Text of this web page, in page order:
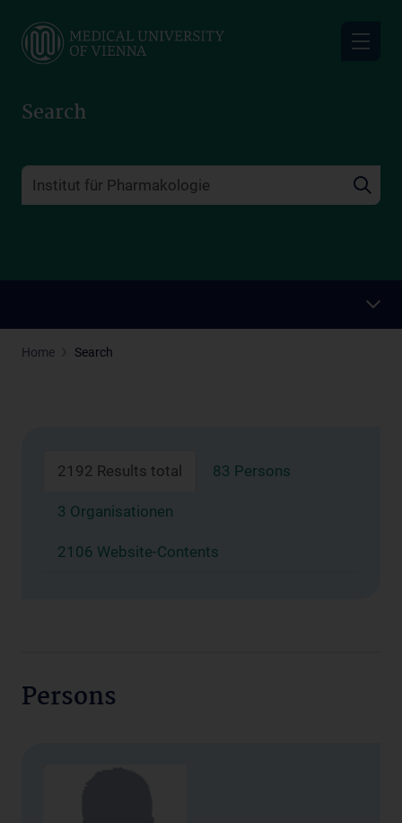
main
Search
Home Search
2192 Results total 83 Persons
3 Organisationen
2106 Website-Contents
Persons